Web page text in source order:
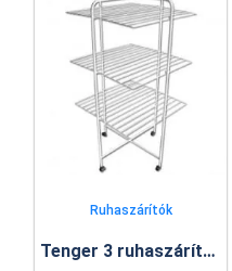
Ruhaszárítók
Tenger 3 ruhaszárító állvány